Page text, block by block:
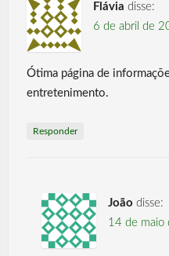
Flávia disse:
6 de abril de
Ótima página de
entretenimento.
Responder
João disse:
14 de maio